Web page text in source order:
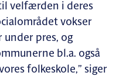
velfærden i deres
vokser
pres, og
bl.a. også
folkeskole,” siger